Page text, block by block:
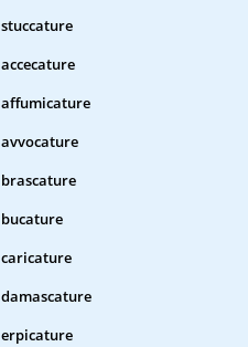
stuccature
accecature
affumicature
avvocature
brascature
bucature
caricature
damascature
erpicature